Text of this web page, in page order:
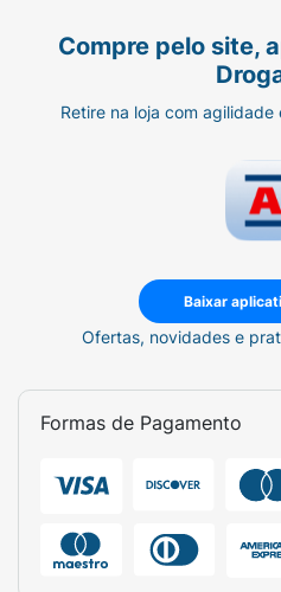
Compre pelo site,
Retire na loja com
Baixar
Ofertas, novidades e
Formas de Pagamento